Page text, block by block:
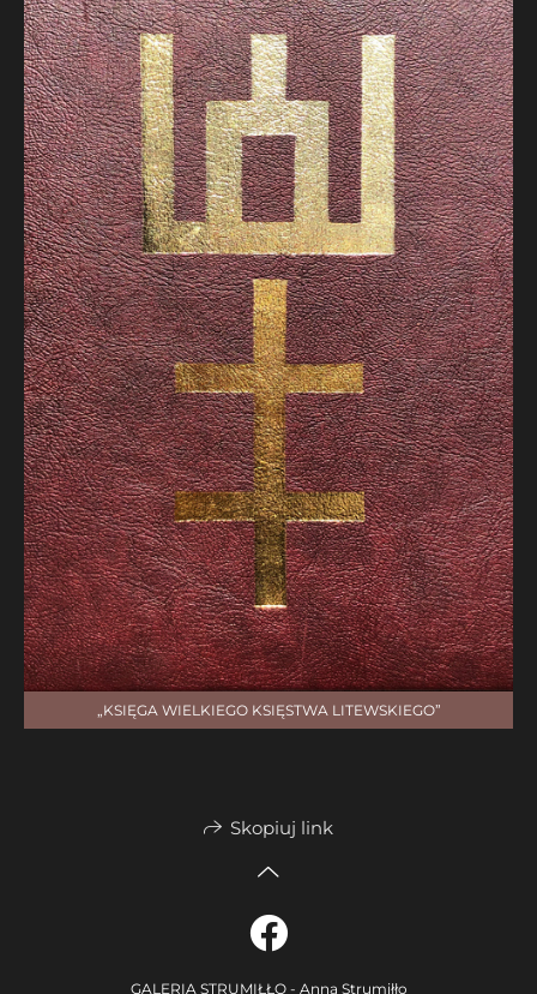
„KSIĘGA WIELKIEGO KSIĘSTWA LITEWSKIEGO”
Skopiuj link
GALERIA STRUMIŁŁO - Anna Strumiłło